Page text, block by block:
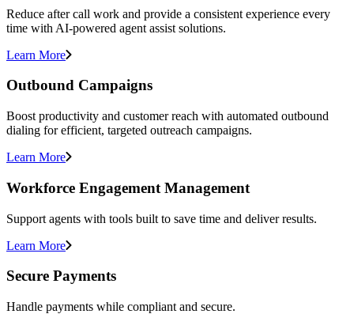
Reduce after call work and provide a consistent experience every
time with AI-powered agent assist solutions.
Learn More
Outbound Campaigns
Boost productivity and customer reach with automated outbound
dialing for efficient, targeted outreach campaigns.
Learn More
Workforce Engagement Management
Support agents with tools built to save time and deliver results.
Learn More
Secure Payments
Handle payments while compliant and secure.